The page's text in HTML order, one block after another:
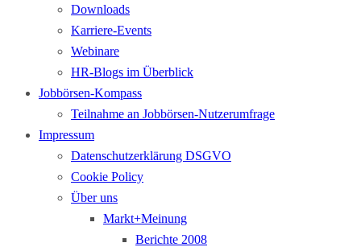
Downloads
Karriere-Events
Webinare
HR-Blogs im Überblick
Jobbörsen-Kompass
Teilnahme an Jobbörsen-Nutzerumfrage
Impressum
Datenschutzerklärung DSGVO
Cookie Policy
Über uns
Markt+Meinung
Berichte 2008